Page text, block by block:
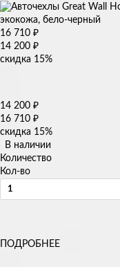
16 710 ₽
14 200 ₽
скидка 15%
14 200 ₽
16 710 ₽
скидка 15%
В наличии
Количество
Кол-во
ПОДРОБНЕЕ